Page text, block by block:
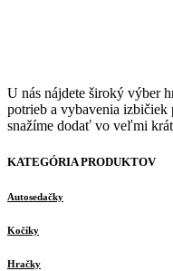
U nás nájdete široký výber
potrieb a vybavenia izbičiek
snažíme dodať vo veľmi
KATEGÓRIA PRODUKTOV
Autosedačky
Kočíky
Hračky